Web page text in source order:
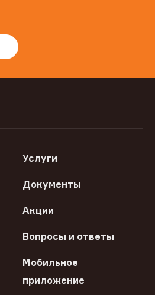
Услуги
Документы
Акции
Вопросы и ответы
Мобильное
приложение